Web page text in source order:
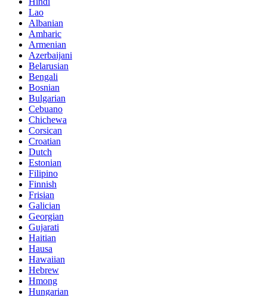
Lao
Albanian
Amharic
Armenian
Azerbaijani
Belarusian
Bengali
Bosnian
Bulgarian
Cebuano
Chichewa
Corsican
Croatian
Dutch
Estonian
Filipino
Finnish
Frisian
Galician
Georgian
Gujarati
Haitian
Hausa
Hawaiian
Hebrew
Hmong
Hungarian